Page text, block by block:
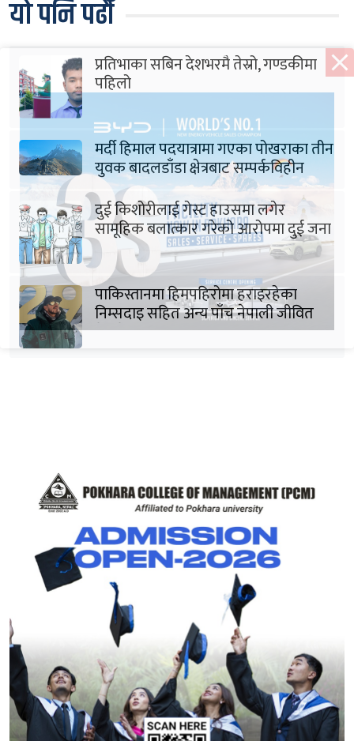
यो पनि पढौँ
प्रतिभाका सबिन देशभरमै तेस्रो, गण्डकीमा
पहिलो
मर्दी हिमाल पदयात्रामा गएका पोखराका तीन
युवक बादलडाँडा क्षेत्रबाट सम्पर्कविहीन
दुई किशोरीलाई गेस्ट हाउसमा लगेर
सामूहिक बलात्कार गरेको आरोपमा दुई जना
पक्राउ
पाकिस्तानमा हिमपहिरोमा हराइरहेका
निम्सदाइ सहित अन्य पाँच नेपाली जीवित
भेटिने आशा कमजोर, युक्तको शव निकालियो